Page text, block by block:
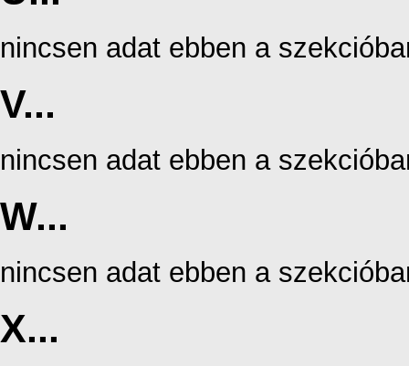
nincsen adat ebben a
V...
nincsen adat ebben a
W...
nincsen adat ebben a
X...